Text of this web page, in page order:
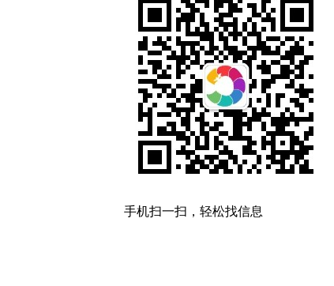
手机扫一扫，轻松找信息